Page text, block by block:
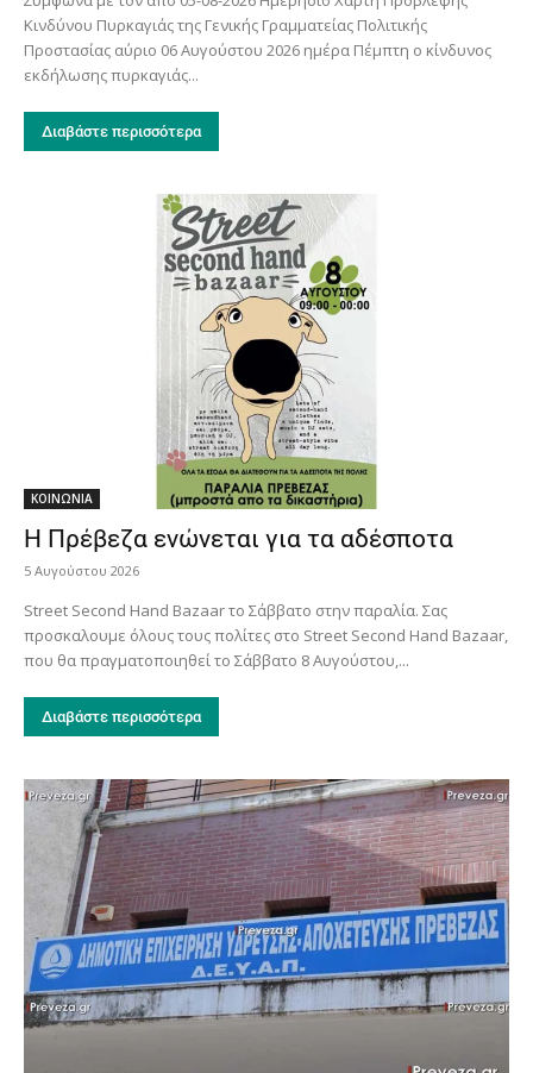
Κινδύνου Πυρκαγιάς της Γενικής Γραμματείας Πολιτικής
Προστασίας αύριο 06 Αυγούστου 2026 ημέρα Πέμπτη ο κίνδυνος
εκδήλωσης πυρκαγιάς...
Διαβάστε περισσότερα
ΚΟΙΝΩΝΙΑ
Η Πρέβεζα ενώνεται για τα αδέσποτα
5 Αυγούστου 2026
Street Second Hand Bazaar το Σάββατο στην παραλία. Σας
προσκαλουμε όλους τους πολίτες στο Street Second Hand Bazaar,
που θα πραγματοποιηθεί το Σάββατο 8 Αυγούστου,...
Διαβάστε περισσότερα